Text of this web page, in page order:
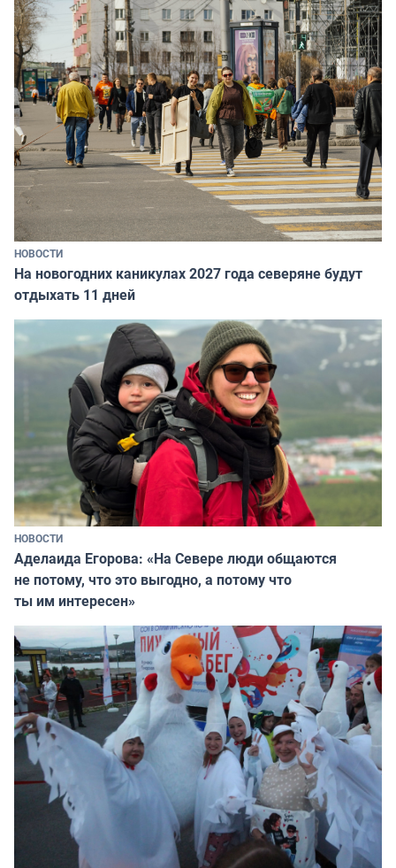
НОВОСТИ
На новогодних каникулах 2027 года северяне будут
отдыхать 11 дней
НОВОСТИ
Аделаида Егорова: «На Севере люди общаются
не потому, что это выгодно, а потому что
ты им интересен»